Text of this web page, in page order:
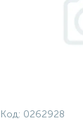
Код: 0262928